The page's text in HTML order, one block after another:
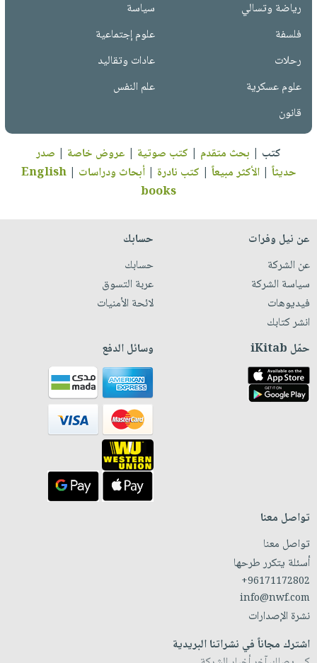
رياضة وتسالي
سياسة
فلسفة
علوم إجتماعية
رحلات
عادات وتقاليد
علوم عسكرية
علم النفس
قانون
كتب | بحث متقدم | كتب صوتية | عروض خاصة | صدر
حديثاً |الأكثر مبيعاً | كتب نادرة |أبحاث ودراسات |
English
books
عن نيل وفرات
عن الشركة
سياسة الشركة
فيديوهات
انشر كتابك
حسابك
حسابك
عربة التسوق
لائحة الأمنيات
حمّل iKitab وسائل الدفع
تواصل معنا
تواصل معنا
أسئلة يتكرر طرحها
+96171172802
info@nwf.com
نشرة الإصدارات
اشترك مجاناً في نشراتنا البريدية